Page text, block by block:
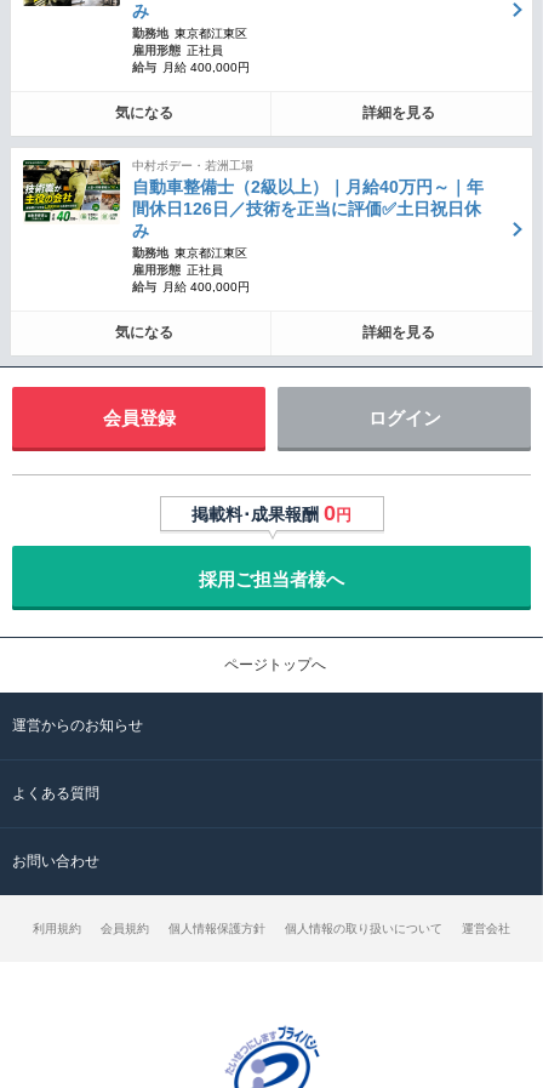
み
勤務地 東京都江東区
雇用形態 正社員
給与
月給 400,000円
気になる 詳細を見る
中村ボデー・若洲工場
自動車整備士（2級以上）｜月給40万円～｜年
間休日126日／技術を正当に評価✅土日祝日休
み
勤務地 東京都江東区
雇用形態 正社員
給与
月給 400,000円
気になる 詳細を見る
会員登録 ログイン
掲載料･成果報酬 0円
採用ご担当者様へ
ページトップへ
運営からのお知らせ
よくある質問
お問い合わせ
利用規約 会員規約 個人情報保護方針 個人情報の取り扱いについて 運営会社